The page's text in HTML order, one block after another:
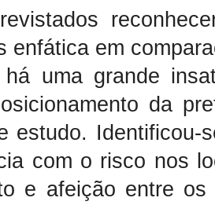
enfática em
uma grande
da
estudo. Identificou-
com o risco nos
e afeição entre